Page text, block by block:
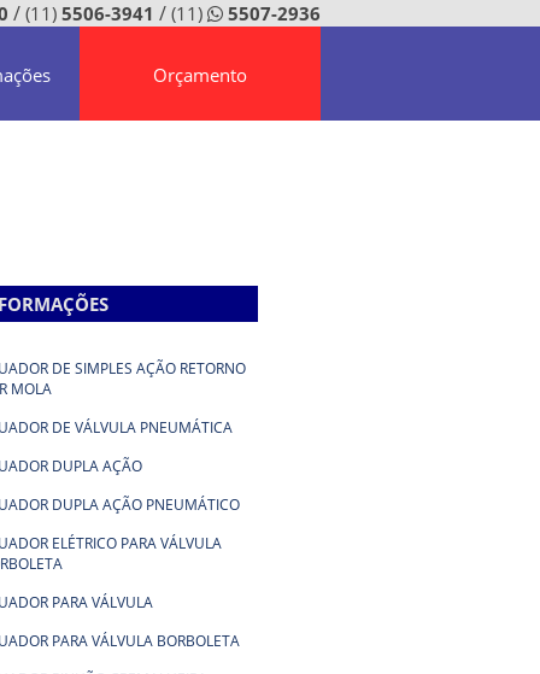
/ (11) 5506-3941 / (11) 5507-2936
Orçamento
DE SIMPLES AÇÃO RETORNO
MOLA
DE VÁLVULA PNEUMÁTICA
DUPLA AÇÃO
DUPLA AÇÃO PNEUMÁTICO
ELÉTRICO PARA VÁLVULA
PARA VÁLVULA
PARA VÁLVULA BORBOLETA